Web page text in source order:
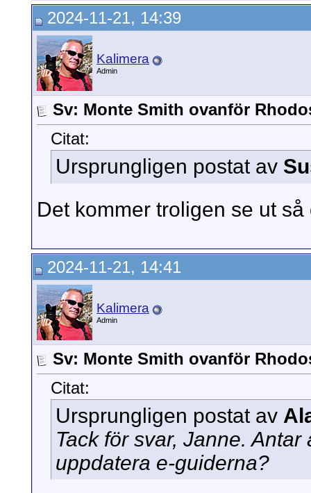
2024-11-21, 14:39
Kalimera
Admin
Sv: Monte Smith ovanför
Citat:
Ursprungligen postat av
Det kommer troligen se ut
2024-11-21, 14:41
Kalimera
Admin
Sv: Monte Smith ovanför
Citat:
Ursprungligen postat av
Tack för svar, Janne.
uppdatera e-guiderna?